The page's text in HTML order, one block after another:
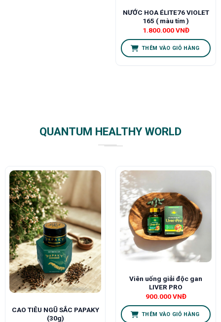
NƯỚC HOA ÉLITE76 VIOLET
165 ( màu tím )
1.800.000VNĐ
THÊM VÀO GIỎ HÀNG
QUANTUM HEALTHY WORLD
CAO TIÊU NGŨ SẮC PAPAKY
(30g)
Viên uống giải độc gan
LIVER PRO
900.000VNĐ
THÊM VÀO GIỎ HÀNG